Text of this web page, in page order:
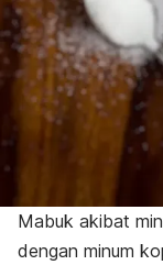
Mabuk akibat
dengan minum